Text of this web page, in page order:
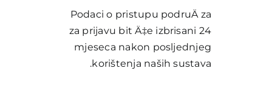
Podaci o pristupu podruÄ za
za prijavu bit Ä‡e izbrisani 24
mjeseca nakon posljednjeg
korištenja naših sustava.